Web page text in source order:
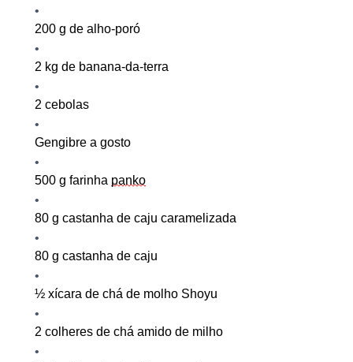
200 g de alho-poró
2 kg de banana-da-terra
2 cebolas
Gengibre a gosto
500 g farinha panko
80 g castanha de caju caramelizada
80 g castanha de caju
½ xícara de chá de molho Shoyu
2 colheres de chá amido de milho